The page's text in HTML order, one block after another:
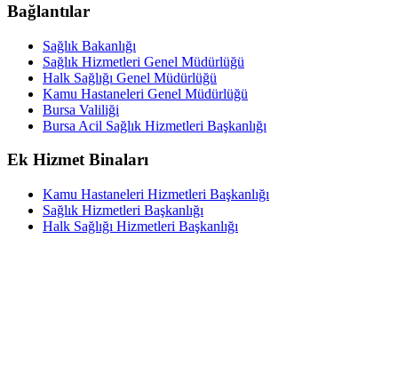
Bağlantılar
Sağlık Bakanlığı
Sağlık Hizmetleri Genel Müdürlüğü
Halk Sağlığı Genel Müdürlüğü
Kamu Hastaneleri Genel Müdürlüğü
Bursa Valiliği
Bursa Acil Sağlık Hizmetleri Başkanlığı
Ek Hizmet Binaları
Kamu Hastaneleri Hizmetleri Başkanlığı
Sağlık Hizmetleri Başkanlığı
Halk Sağlığı Hizmetleri Başkanlığı